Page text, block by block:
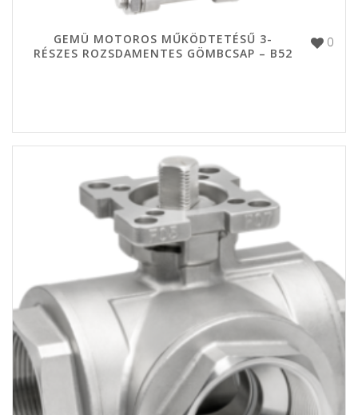
0
GEMÜ MOTOROS MŰKÖDTETÉSŰ 3-
RÉSZES ROZSDAMENTES GÖMBCSAP – B52